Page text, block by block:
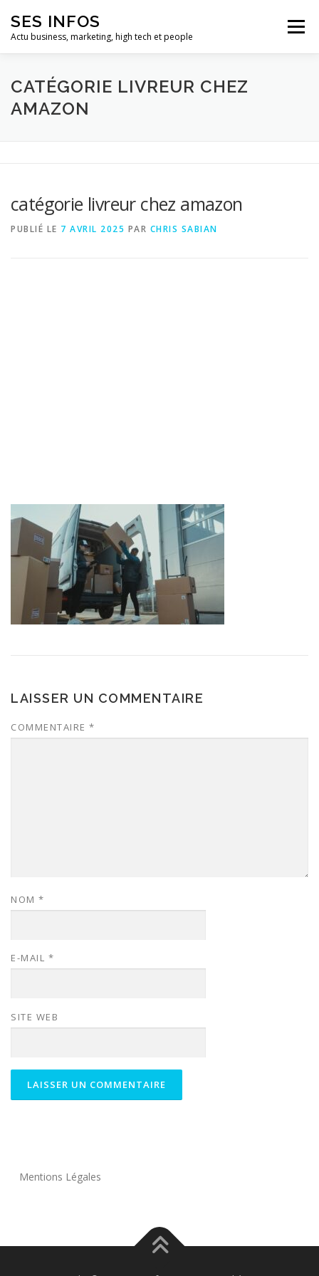
contenu
SES INFOS
Actu business, marketing, high tech et people
Menu
BUSINESS MARKETING
CATÉGORIE LIVREUR CHEZ
AMAZON
catégorie livreur chez amazon
PUBLIÉ LE 7 AVRIL 2025 PAR CHRIS SABIAN
LAISSER UN COMMENTAIRE
COMMENTAIRE *
NOM *
E-MAIL *
SITE WEB
Mentions Légales